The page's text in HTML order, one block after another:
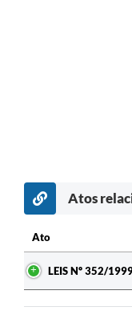
Atos
Ato
LEIS Nº 352/